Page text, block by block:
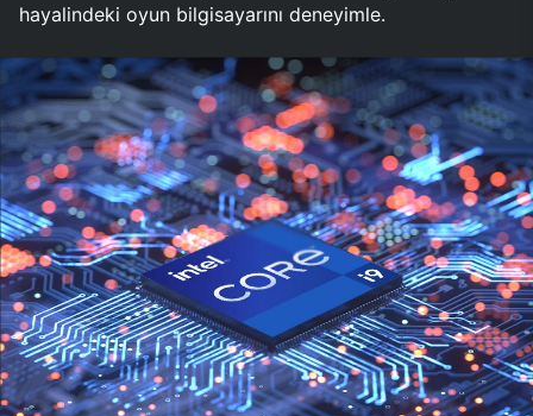
hayalindeki oyun bilgisayarını deneyimle.